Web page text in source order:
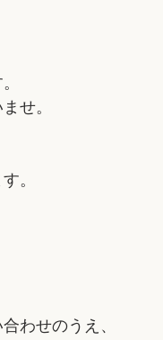
せ。
。
わせのうえ、